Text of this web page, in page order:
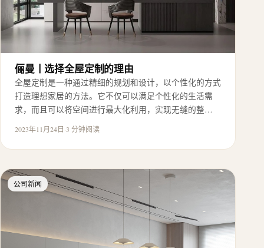
俪曼丨选择全屋定制的理由
全屋定制是一种通过精细的规划和设计，以个性化的方式
打造理想家居的方法。它不仅可以满足个性化的生活需
求，而且可以将空间进行最大化利用，实现无缝的整…
2023年11月24日·3 分钟阅读
公司新闻